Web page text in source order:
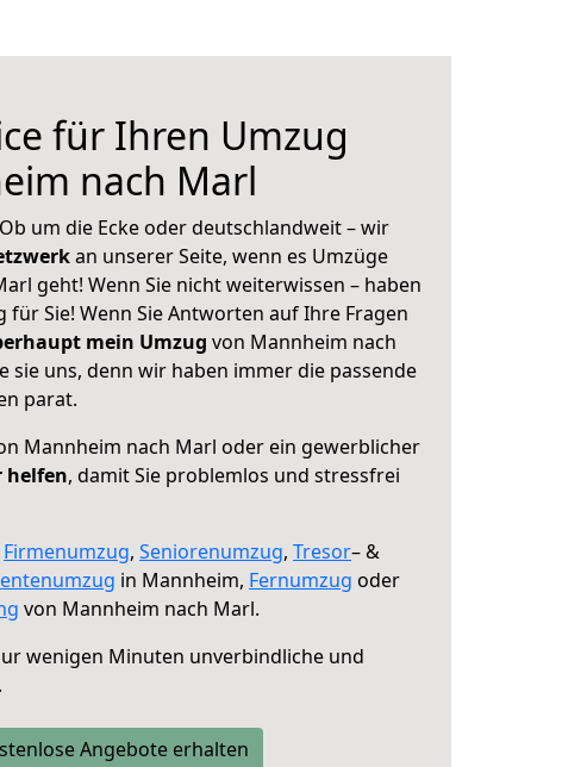
für Ihren Umzug
nach Marl
um die Ecke oder deutschlandweit – wir
an unserer Seite, wenn es Umzüge
geht! Wenn Sie nicht weiterwissen – haben
Sie! Wenn Sie Antworten auf Ihre Fragen
mein Umzug von Mannheim nach
sie uns, denn wir haben immer die passende
parat.
Mannheim nach Marl oder ein gewerblicher
helfen, damit Sie problemlos und stressfrei
Firmenumzug, Seniorenumzug, Tresor– &
in Mannheim, Fernumzug oder
von Mannheim nach Marl.
wenigen Minuten unverbindliche und
Angebote erhalten